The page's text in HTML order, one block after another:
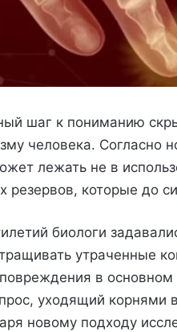
шаг к пониманию
человека. Согласно
лежать не в
резервов, которые до
биологи
утраченные
в
уходящий корнями
новому подходу